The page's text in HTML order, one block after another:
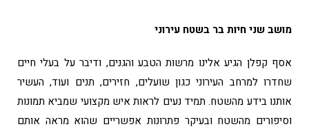
מושב שני חיות בר בשטח עירוני
אסף קפלן הגיע אלינו מרשות הטבע והגנים, ודיבר על בעלי חיים
שחדרו למרחב העירוני כגון שועלים, חזירים, תנים ועוד, העשיר
אותנו בידע מהשטח. תמיד נעים לראות איש מקצועי שמביא תמונות
וסיפורים מהשטח ובעיקר פתרונות אפשריים שהוא מראה אותם